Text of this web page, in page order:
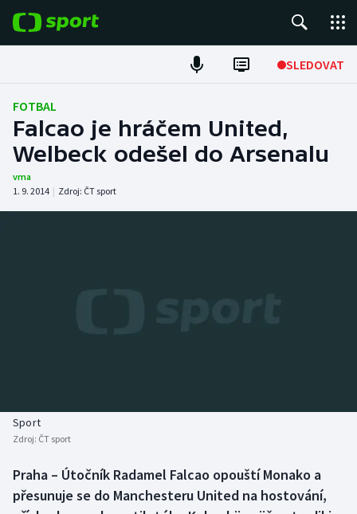
SLEDOVAT
Fotbal
Hokej
Tenis
Atletika
Biatlon
Boby a skeleton
Aplikace ČT sport
AZ kvíz
FOTBAL
Falcao je hráčem United,
Welbeck odešel do Arsenalu
vma
1. 9. 2014 | Zdroj: ČT sport
Sport
Zdroj: ČT sport
Praha – Útočník Radamel Falcao opouští Monako a
přesunuje se do Manchesteru United na hostování,